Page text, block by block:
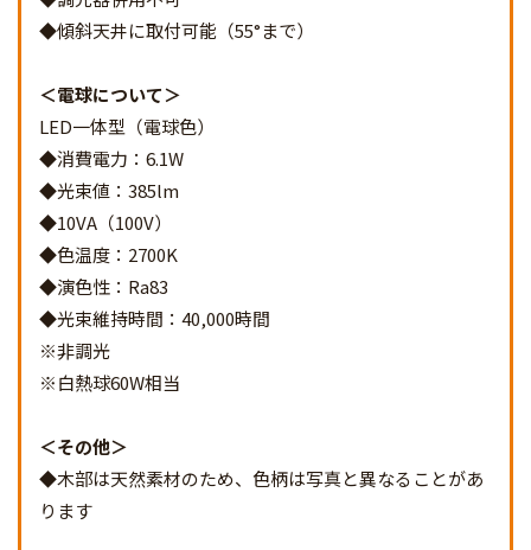
◆傾斜天井に取付可能（55°まで）
電球について
LED一体型（電球色）
◆消費電力：6.1W
◆光束値：385lm
◆10VA（100V）
◆色温度：2700K
◆演色性：Ra83
◆光束維持時間：40,000時間
※非調光
※白熱球60W相当
その他
◆木部は天然素材のため、色柄は写真と異なることがあ
ります